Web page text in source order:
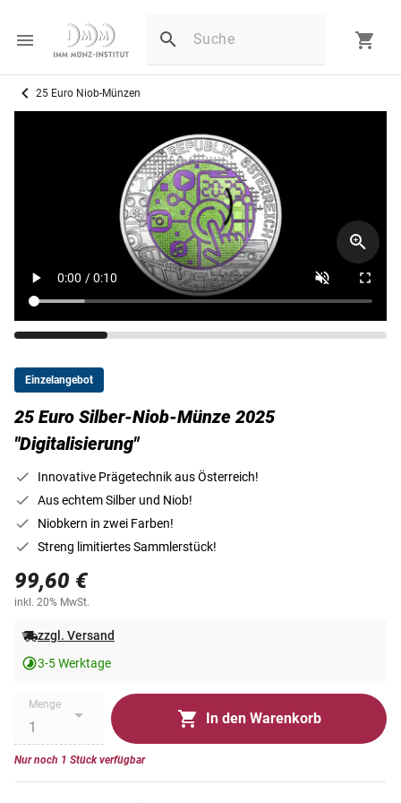
25 Euro Niob-Münzen
Einzelangebot
25 Euro Silber-Niob-Münze 2025
"Digitalisierung"
Innovative Prägetechnik aus Österreich!
Aus echtem Silber und Niob!
Niobkern in zwei Farben!
Streng limitiertes Sammlerstück!
99,60 €
inkl. 20% MwSt.
zzgl. Versand
3-5 Werktage
Menge
In den Warenkorb
Nur noch 1 Stück verfügbar